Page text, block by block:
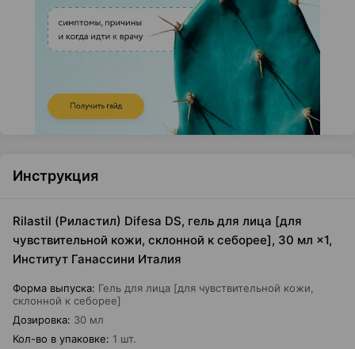
Инструкция
Rilastil (Риластил) Difesa DS, гель для лица [для
чувствительной кожи, склонной к себорее], 30 мл ×1,
Институт Ганассини Италия
Форма выпуска: Гель для лица [для чувствительной кожи,
склонной к себорее]
Дозировка: 30 мл
Кол-во в упаковке: 1 шт.